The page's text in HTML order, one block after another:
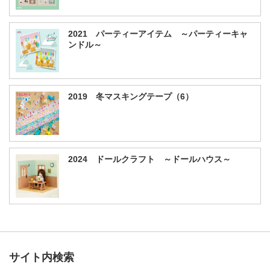
2021 パーティーアイテム ～パーティーキャ
ンドル～
2019 冬マスキングテープ（6）
2024 ドールクラフト ～ドールハウス～
サイト内検索